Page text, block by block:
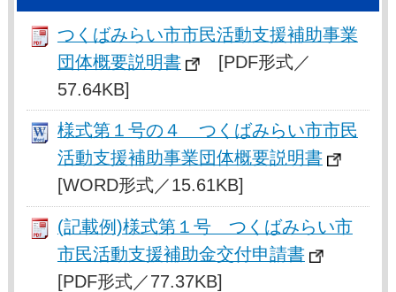
つくばみらい市市民活動支援補助事業
団体概要説明書
[PDF形式／
57.64KB]
様式第１号の４ つくばみらい市市民
活動支援補助事業団体概要説明書
[WORD形式／15.61KB]
(記載例)様式第１号 つくばみらい市
市民活動支援補助金交付申請書
[PDF形式／77.37KB]